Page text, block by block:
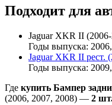
Подходит для
Jaguar XKR II
Годы выпуска:
Jaguar XKR II рест.
Годы выпуска: 2009,
Где купить Бампер
(2006, 2007, 2008) — 2